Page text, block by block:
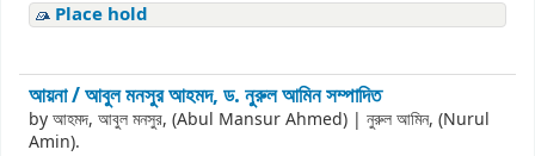
Place hold
আয়না /আবুল মনসুর আহমদ, ড. নুরুল আমিন সম্পাদিত
byআহমদ, আবুল মনসুর, (Abul Mansur Ahmed) | নুরুল আমিন, (Nurul
Amin).